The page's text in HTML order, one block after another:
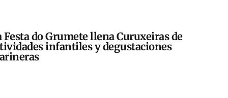
Festa do Grumete llena Curuxeiras de
infantiles y degustaciones